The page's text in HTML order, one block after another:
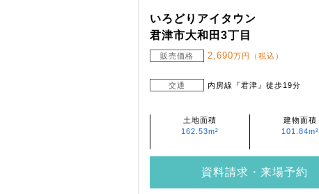
いろどりアイタウン
君津市大和田3丁目
販売価格 2,690万円（税込）
交通 内房線『君津』徒歩19分
土地面積
162.53m²
建物面積
101.84m²
資料請求・来場予約